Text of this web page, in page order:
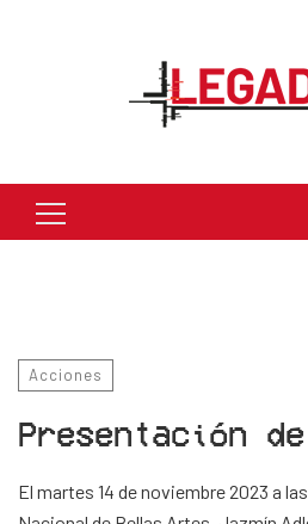
Buscar:
Acciones
Presentación de
El martes 14 de noviembre 2023 a